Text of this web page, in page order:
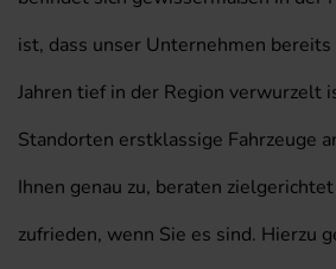
ist, dass unser Unternehmen
Jahren tief in der Region verwurzelt
Standorten erstklassige Fahrzeuge
Ihnen genau zu, beraten
zufrieden, wenn Sie es sind. Hierzu